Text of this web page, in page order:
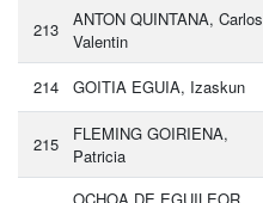
213
ANTON QUINTANA, Carlos
Valentin
214 GOITIA EGUIA, Izaskun
215
FLEMING GOIRIENA,
Patricia